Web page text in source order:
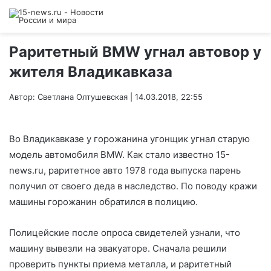
Раритетный BMW угнал автовор у
жителя Владикавказа
Автор: Светлана Олтушевская | 14.03.2018, 22:55
Во Владикавказе у горожанина угонщик угнал старую
модель автомобиля BMW. Как стало известно 15-
news.ru, раритетное авто 1978 года выпуска парень
получил от своего деда в наследство. По поводу кражи
машины горожанин обратился в полицию.
Полицейские после опроса свидетелей узнали, что
машину вывезли на эвакуаторе. Сначала решили
проверить пункты приема металла, и раритетный